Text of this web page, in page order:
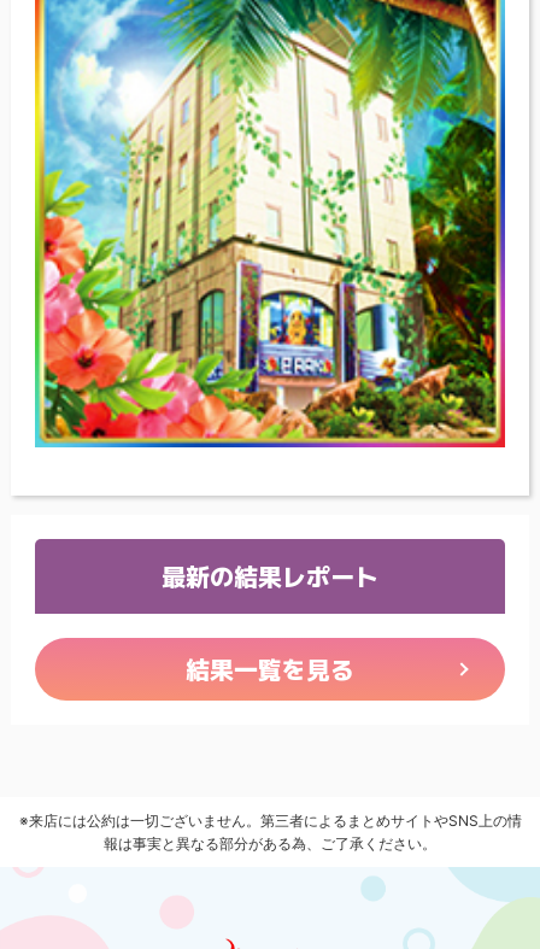
最新の結果レポート
結果一覧を見る
※来店には公約は一切ございません。第三者によるまとめサイトやSNS上の情
報は事実と異なる部分がある為、ご了承ください。